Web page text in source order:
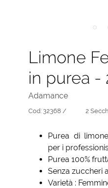
Limone
in purea -
Adamance
Cod: 32368 / 2
Purea di
per i
Purea 100%
Senza zuccheri
Varietà :